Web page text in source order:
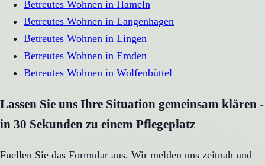
Betreutes Wohnen in Hameln
Betreutes Wohnen in Langenhagen
Betreutes Wohnen in Lingen
Betreutes Wohnen in Emden
Betreutes Wohnen in Wolfenbüttel
Lassen Sie uns Ihre Situation gemeinsam klären -
in 30 Sekunden zu einem Pflegeplatz
Fuellen Sie das Formular aus. Wir melden uns zeitnah und